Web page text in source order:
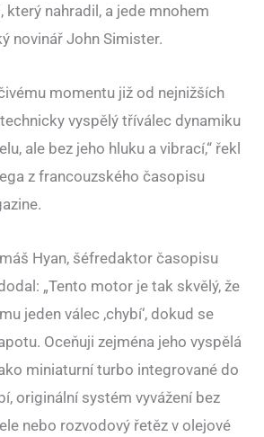
který nahradil, a jede mnohem
novinář John Simister.
momentu již od nejnižších
vyspělý tříválec dynamiku
ale bez jeho hluku a vibrací,“ řekl
z francouzského časopisu
Hyan, šéfredaktor časopisu
„Tento motor je tak skvělý, že
jeden válec ‚chybí‘, dokud se
Oceňuji zejména jeho vyspělá
miniaturní turbo integrované do
originální systém vyvážení bez
nebo rozvodový řetěz v olejové